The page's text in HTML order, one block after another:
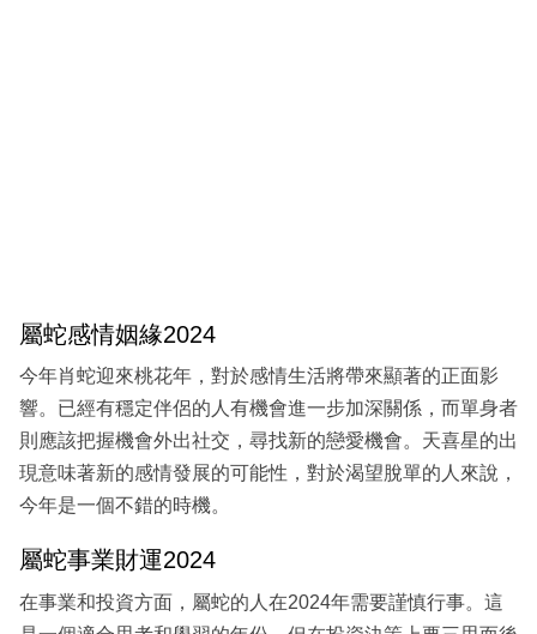
屬蛇感情姻緣2024
今年肖蛇迎來桃花年，對於感情生活將帶來顯著的正面影
響。已經有穩定伴侶的人有機會進一步加深關係，而單身者
則應該把握機會外出社交，尋找新的戀愛機會。天喜星的出
現意味著新的感情發展的可能性，對於渴望脫單的人來說，
今年是一個不錯的時機。
屬蛇事業財運2024
在事業和投資方面，屬蛇的人在2024年需要謹慎行事。這